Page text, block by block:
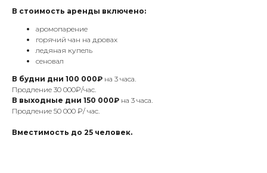
В стоимость аренды включено:
аромопарение
горячий чан на дровах
ледяная купель
сеновал
В будни дни 100 000₽ на 3 часа.
Продление 30 000₽/час.
В выходные дни 150 000₽ на 3 часа.
Продление 50 000 ₽/ час.
Вместимость до 25 человек.